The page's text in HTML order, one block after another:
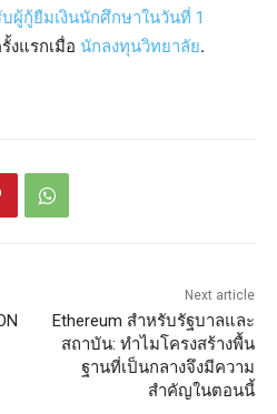
ผู้กู้ยืมเงินนักศึกษาในวันที่ 1
งแรกเมื่อ นักลงทุนวิทยาลัย.
Next article
Ethereum สำหรับรัฐบาลและ
สถาบัน: ทำไมโครงสร้างพื้น
ฐานที่เป็นกลางจึงมีความ
สำคัญในตอนนี้